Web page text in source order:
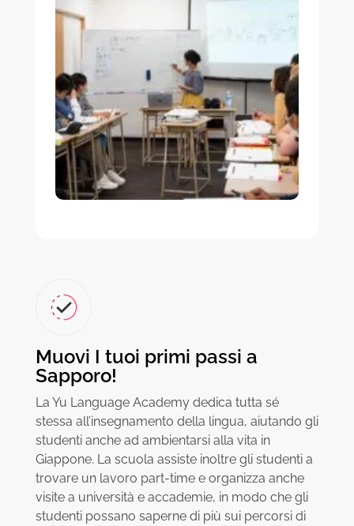
Muovi I tuoi primi passi a
Sapporo!
La Yu Language Academy dedica tutta sé
stessa all’insegnamento della lingua, aiutando gli
studenti anche ad ambientarsi alla vita in
Giappone. La scuola assiste inoltre gli studenti a
trovare un lavoro part-time e organizza anche
visite a università e accademie, in modo che gli
studenti possano saperne di più sui percorsi di